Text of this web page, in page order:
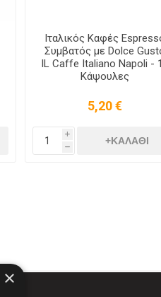
Ιταλικός Καφές
Συμβατός με Dolce
IL Caffe Italiano Napoli -
Κάψουλες
5,20 €
i
h
×